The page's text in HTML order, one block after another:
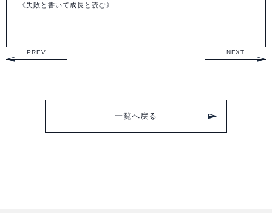
《失敗と書いて成長と読む》
PREV NEXT
一覧へ戻る